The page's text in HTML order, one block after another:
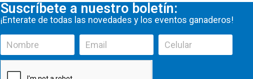
Suscríbete a nuestro boletín:
¡Enterate de todas las novedades y los eventos ganaderos!